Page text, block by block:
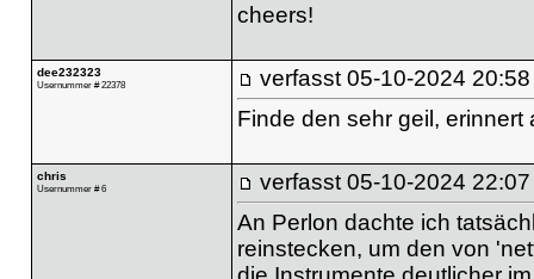
cheers!
dee232323
Usernummer # 22378 verfasst 05-10-2024 20:58
Finde den sehr geil,
chris
Usernummer # 6 verfasst 05-10-2024 22:07
An Perlon dachte ich
reinstecken, um den von